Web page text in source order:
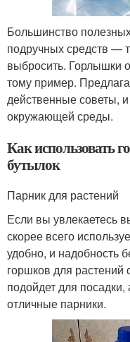
Большинство
подручных средств —
выбросить. Горлышки
тому пример.
действенные советы,
окружающей среды.
Как использовать
бутылок
Парник для растений
Если вы увлекаетесь
скорее всего
удобно, и надобность
горшков для растений
подойдет для
отличные парники.